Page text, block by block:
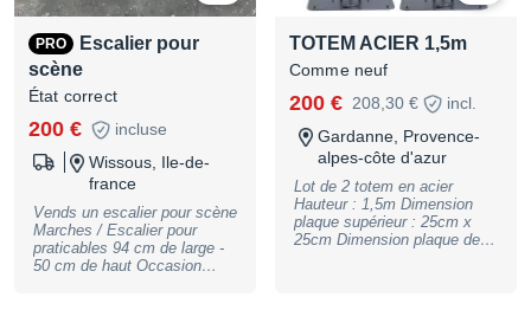
PRO
Escalier pour
scène
État correct
200 €
incluse
Wissous, Ile-de-
france
Vends un escalier pour scène
Marches / Escalier pour
praticables 94 cm de large -
50 cm de haut Occasion
TOTEM ACIER 1,5m
Comme neuf
200 € 208,30 €
incl.
Gardanne, Provence-
alpes-côte d'azur
Lot de 2 totem en acier
Hauteur : 1,5m Dimension
plaque supérieur : 25cm x
25cm Dimension plaque de